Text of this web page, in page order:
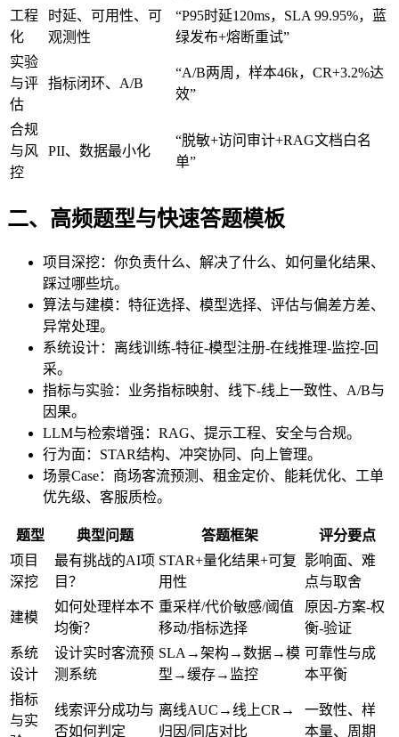
工程
化
时延、可用性、可
观测性
“P95时延120ms，SLA 99.95%，蓝
绿发布+熔断重试”
实验
与评
估
指标闭环、A/B
“A/B两周，样本46k，CR+3.2%达
效”
合规
与风
控
PII、数据最小化
“脱敏+访问审计+RAG文档白名
单”
二、高频题型与快速答题模板
项目深挖：你负责什么、解决了什么、如何量化结果、
踩过哪些坑。
算法与建模：特征选择、模型选择、评估与偏差方差、
异常处理。
系统设计：离线训练-特征-模型注册-在线推理-监控-回
采。
指标与实验：业务指标映射、线下-线上一致性、A/B与
因果。
LLM与检索增强：RAG、提示工程、安全与合规。
行为面：STAR结构、冲突协同、向上管理。
场景Case：商场客流预测、租金定价、能耗优化、工单
优先级、客服质检。
题型 典型问题 答题框架
评分要点
项目
深挖
最有挑战的AI项
目？
STAR+量化结果+可复
用性
影响面、难
点与取舍
建模
如何处理样本不
均衡？
重采样/代价敏感/阈值
移动/指标选择
原因-方案-权
衡-验证
系统
设计
设计实时客流预
测系统
SLA→架构→数据→模
型→缓存→监控
可靠性与成
本平衡
指标
与实
线索评分成功与
否如何判定
离线AUC→线上CR→
归因/同店对比
一致性、样
本量、周期